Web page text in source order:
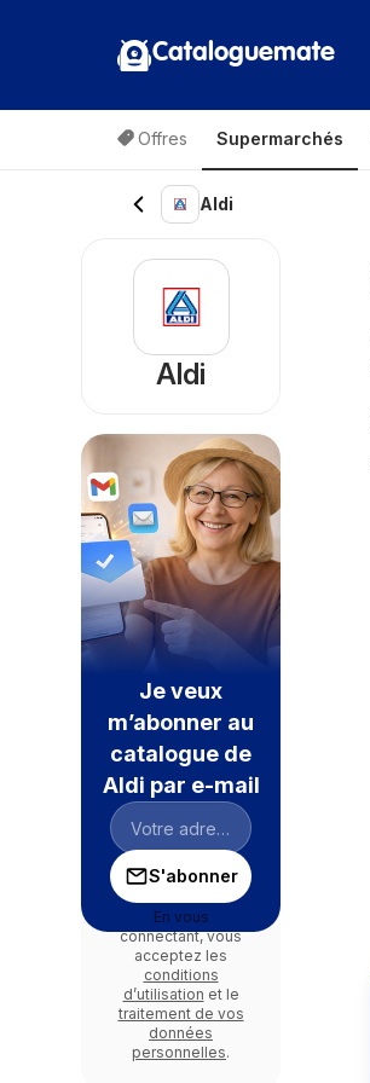
Cataloguemate
Offres Supermarchés
Aldi
Aldi
Je veux
m’abonner au
catalogue de
Aldi par e-mail
S'abonner
En vous
connectant, vous
acceptez les
conditions
d’utilisation et le
traitement de vos
données
personnelles.